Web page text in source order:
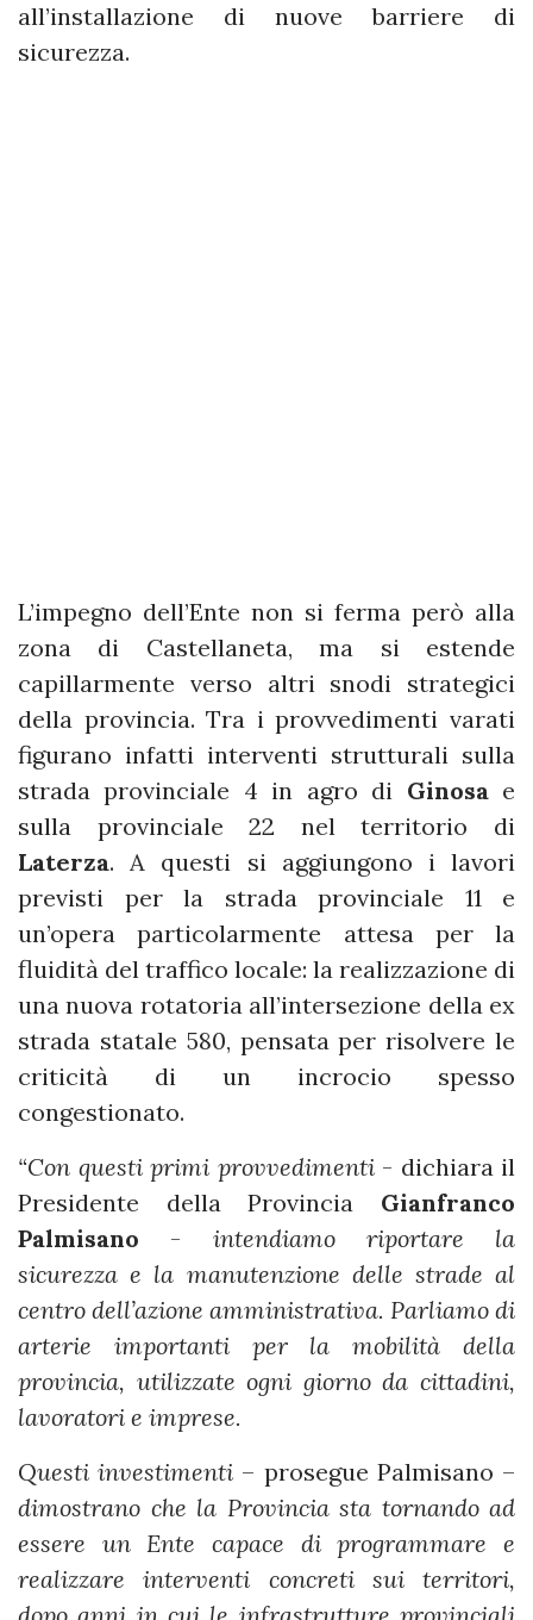
all’installazione di nuove barriere di
sicurezza.
L’impegno dell’Ente non si ferma però alla
zona di Castellaneta, ma si estende
capillarmente verso altri snodi strategici
della provincia. Tra i provvedimenti varati
figurano infatti interventi strutturali sulla
strada provinciale 4 in agro di Ginosae
sulla provinciale 22 nel territorio di
Laterza. A questi si aggiungono i lavori
previsti per la strada provinciale 11 e
un’opera particolarmente attesa per la
fluidità del traffico locale: la realizzazione di
una nuova rotatoria all’intersezione della ex
strada statale 580, pensata per risolvere le
criticità di un incrocio spesso
congestionato.
“Con questi primi provvedimenti- dichiara il
Presidente della Provincia Gianfranco
Palmisano - intendiamo riportare la
sicurezza e la manutenzione delle strade al
centro dell’azione amministrativa. Parliamo di
arterie importanti per la mobilità della
provincia, utilizzate ogni giorno da cittadini,
lavoratori e imprese.
Questi investimenti – prosegue Palmisano –
dimostrano che la Provincia sta tornando ad
essere un Ente capace di programmare e
realizzare interventi concreti sui territori,